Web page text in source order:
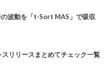
波動を「t-Sort MAS」で吸収
スリリースまとめてチェック一覧